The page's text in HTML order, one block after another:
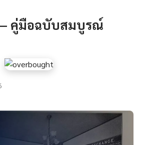
คู่มือฉบับสมบูรณ์